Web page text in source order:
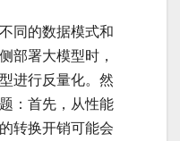
同的数据模式和
部署大模型时，
进行反量化。然
：首先，从性能
转换开销可能会